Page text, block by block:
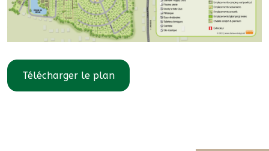
Télécharger le plan